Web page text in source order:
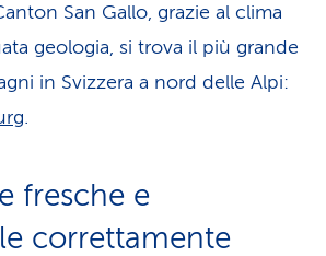
San Gallo, grazie al clima
geologia, si trova il più grande
in Svizzera a nord delle Alpi:
.
fresche e
correttamente